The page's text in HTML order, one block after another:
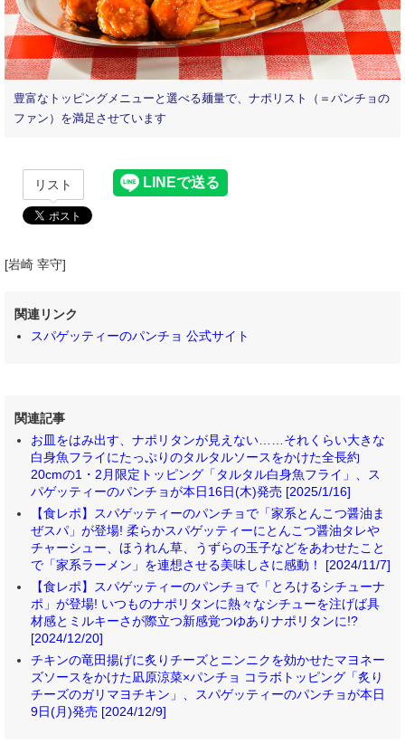
豊富なトッピングメニューと選べる麺量で、ナポリスト（＝パンチョの
ファン）を満⾜させています
リスト
[岩崎 宰守]
関連リンク
スパゲッティーのパンチョ 公式サイト
関連記事
お皿をはみ出す、ナポリタンが見えない……それくらい大きな
白身魚フライにたっぷりのタルタルソースをかけた全長約
20cmの1・2月限定トッピング「タルタル白身魚フライ」、ス
パゲッティーのパンチョが本日16日(木)発売 [2025/1/16]
【食レポ】スパゲッティーのパンチョで「家系とんこつ醤油ま
ぜスパ」が登場! 柔らかスパゲッティーにとんこつ醤油タレや
チャーシュー、ほうれん草、うずらの玉子などをあわせたこと
で「家系ラーメン」を連想させる美味しさに感動！ [2024/11/7]
【食レポ】スパゲッティーのパンチョで「とろけるシチューナ
ポ」が登場! いつものナポリタンに熱々なシチューを注げば具
材感とミルキーさが際立つ新感覚つゆありナポリタンに!?
[2024/12/20]
チキンの竜田揚げに炙りチーズとニンニクを効かせたマヨネー
ズソースをかけた凪原涼菜×パンチョ コラボトッピング「炙り
チーズのガリマヨチキン」、スパゲッティーのパンチョが本日
9日(月)発売 [2024/12/9]